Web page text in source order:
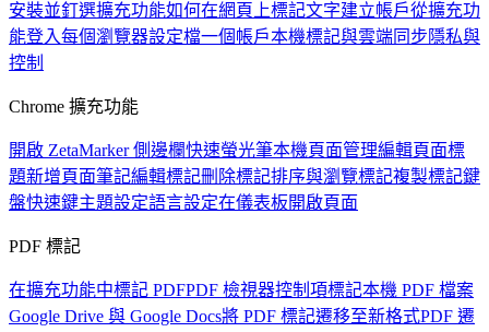
安裝並釘選擴充功能如何在網頁上標記文字建立帳戶從擴充功
能登入每個瀏覽器設定檔一個帳戶本機標記與雲端同步隱私與
控制
Chrome 擴充功能
開啟 ZetaMarker 側邊欄快速螢光筆本機頁面管理編輯頁面標
題新增頁面筆記編輯標記刪除標記排序與瀏覽標記複製標記鍵
盤快速鍵主題設定語言設定在儀表板開啟頁面
PDF 標記
在擴充功能中標記 PDFPDF 檢視器控制項標記本機 PDF 檔案
Google Drive 與 Google Docs將 PDF 標記遷移至新格式PDF 遷